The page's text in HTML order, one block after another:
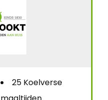
25 Koelverse